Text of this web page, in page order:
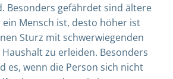
Besonders gefährdet sind ältere
ein Mensch ist, desto höher ist
Sturz mit schwerwiegenden
zu erleiden. Besonders
es, wenn die Person sich nicht